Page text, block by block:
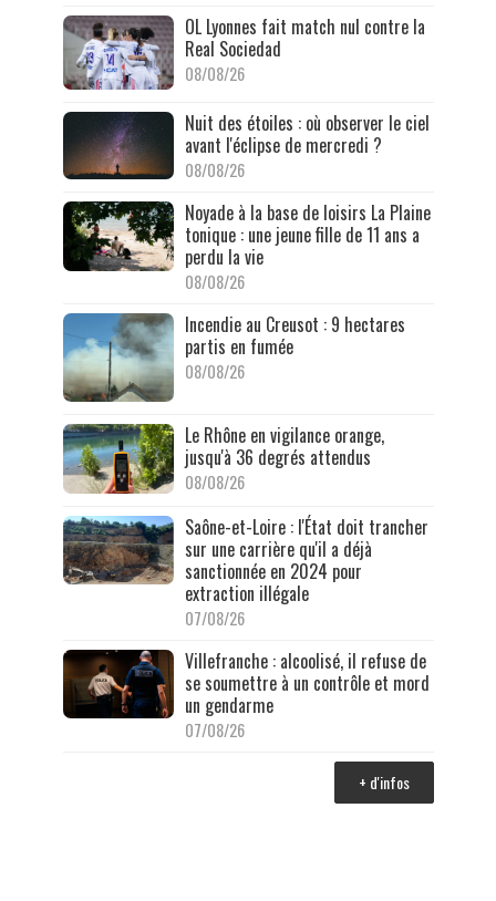
OL Lyonnes fait match nul contre la
Real Sociedad
08/08/26
Nuit des étoiles : où observer le ciel
avant l'éclipse de mercredi ?
08/08/26
Noyade à la base de loisirs La Plaine
tonique : une jeune fille de 11 ans a
perdu la vie
08/08/26
Incendie au Creusot : 9 hectares
partis en fumée
08/08/26
Le Rhône en vigilance orange,
jusqu'à 36 degrés attendus
08/08/26
Saône-et-Loire : l'État doit trancher
sur une carrière qu'il a déjà
sanctionnée en 2024 pour
extraction illégale
07/08/26
Villefranche : alcoolisé, il refuse de
se soumettre à un contrôle et mord
un gendarme
07/08/26
+ d'infos